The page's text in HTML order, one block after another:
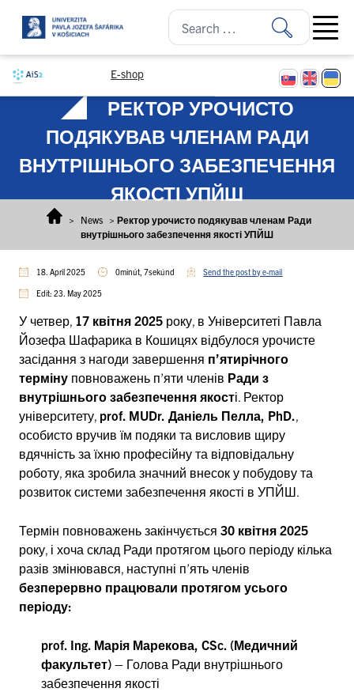
E-shop
Open
РЕКТОР УРОЧИСТО
ПОДЯКУВАВ ЧЛЕНАМ РАДИ
ВНУТРІШНЬОГО ЗАБЕЗПЕЧЕННЯ
ЯКОСТІ УПЙШ
> News > Ректор урочисто подякував членам Ради
внутрішнього забезпечення якості УПЙШ
18. April 2025 0minút, 7sekúnd Send the post by e-mail
Edit: 23. May 2025
У четвер, 17 квітня 2025 року, в Університеті Павла
Йозефа Шафарика в Кошицях відбулося урочисте
засідання з нагоди завершення п’ятирічного
терміну повноважень п’яти членів Ради з
внутрішнього забезпечення якості. Ректор
університету, prof. MUDr. Даніель Пелла, PhD.
особисто вручив їм подяки та висловив щиру
вдячність за їхню професійну та відповідальну
роботу, яка зробила значний внесок у побудову та
розвиток системи забезпечення якості в УПЙШ.
Термін повноважень закінчується 30 квітня 2025
року, і хоча склад Ради протягом цього періоду кілька
разів змінювався, наступні п’ять членів
безперервно працювали протягом усього
періоду:
prof. Ing. Марія Марекова, CSc. (Медичний
факультет) – Голова Ради внутрішнього
забезпечення якості